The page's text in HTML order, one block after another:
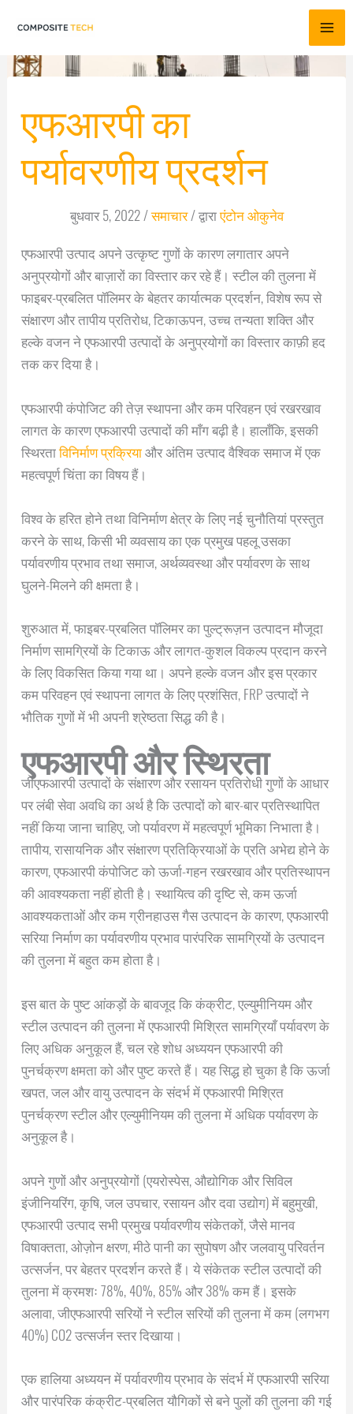
सामग्री
जाएं
एफआरपी का
पर्यावरणीय प्रदर्शन
बुधवार 5, 2022/समाचार/ द्वाराएंटोन ओकुनेव
एफआरपी उत्पाद अपने उत्कृष्ट गुणों के कारण लगातार अपने
अनुप्रयोगों और बाज़ारों का विस्तार कर रहे हैं। स्टील की तुलना में
फाइबर-प्रबलित पॉलिमर के बेहतर कार्यात्मक प्रदर्शन, विशेष रूप से
संक्षारण और तापीय प्रतिरोध, टिकाऊपन, उच्च तन्यता शक्ति और
हल्के वजन ने एफआरपी उत्पादों के अनुप्रयोगों का विस्तार काफ़ी हद
तक कर दिया है।
एफआरपी कंपोजिट की तेज़ स्थापना और कम परिवहन एवं रखरखाव
लागत के कारण एफआरपी उत्पादों की माँग बढ़ी है। हालाँकि, इसकी
स्थिरताविनिर्माण प्रक्रियाऔर अंतिम उत्पाद वैश्विक समाज में एक
महत्वपूर्ण चिंता का विषय हैं।
विश्व के हरित होने तथा विनिर्माण क्षेत्र के लिए नई चुनौतियां प्रस्तुत
करने के साथ, किसी भी व्यवसाय का एक प्रमुख पहलू उसका
पर्यावरणीय प्रभाव तथा समाज, अर्थव्यवस्था और पर्यावरण के साथ
घुलने-मिलने की क्षमता है।
शुरुआत में, फाइबर-प्रबलित पॉलिमर का पुल्ट्रूज़न उत्पादन मौजूदा
निर्माण सामग्रियों के टिकाऊ और लागत-कुशल विकल्प प्रदान करने
के लिए विकसित किया गया था। अपने हल्के वजन और इस प्रकार
कम परिवहन एवं स्थापना लागत के लिए प्रशंसित, FRP उत्पादों ने
भौतिक गुणों में भी अपनी श्रेष्ठता सिद्ध की है।
एफआरपी और स्थिरता
जीएफआरपी उत्पादों के संक्षारण और रसायन प्रतिरोधी गुणों के आधार
पर लंबी सेवा अवधि का अर्थ है कि उत्पादों को बार-बार प्रतिस्थापित
नहीं किया जाना चाहिए, जो पर्यावरण में महत्वपूर्ण भूमिका निभाता है।
तापीय, रासायनिक और संक्षारण प्रतिक्रियाओं के प्रति अभेद्य होने के
कारण, एफआरपी कंपोजिट को ऊर्जा-गहन रखरखाव और प्रतिस्थापन
की आवश्यकता नहीं होती है। स्थायित्व की दृष्टि से, कम ऊर्जा
आवश्यकताओं और कम ग्रीनहाउस गैस उत्पादन के कारण, एफआरपी
सरिया निर्माण का पर्यावरणीय प्रभाव पारंपरिक सामग्रियों के उत्पादन
की तुलना में बहुत कम होता है।
इस बात के पुष्ट आंकड़ों के बावजूद कि कंक्रीट, एल्युमीनियम और
स्टील उत्पादन की तुलना में एफआरपी मिश्रित सामग्रियाँ पर्यावरण के
लिए अधिक अनुकूल हैं, चल रहे शोध अध्ययन एफआरपी की
पुनर्चक्रण क्षमता को और पुष्ट करते हैं। यह सिद्ध हो चुका है कि ऊर्जा
खपत, जल और वायु उत्पादन के संदर्भ में एफआरपी मिश्रित
पुनर्चक्रण स्टील और एल्युमीनियम की तुलना में अधिक पर्यावरण के
अनुकूल है।
अपने गुणों और अनुप्रयोगों (एयरोस्पेस, औद्योगिक और सिविल
इंजीनियरिंग, कृषि, जल उपचार, रसायन और दवा उद्योग) में बहुमुखी,
एफआरपी उत्पाद सभी प्रमुख पर्यावरणीय संकेतकों, जैसे मानव
विषाक्तता, ओज़ोन क्षरण, मीठे पानी का सुपोषण और जलवायु परिवर्तन
उत्सर्जन, पर बेहतर प्रदर्शन करते हैं। ये संकेतक स्टील उत्पादों की
तुलना में क्रमशः 78%, 40%, 85% और 38% कम हैं। इसके
अलावा, जीएफआरपी सरियों ने स्टील सरियों की तुलना में कम (लगभग
40%) CO2 उत्सर्जन स्तर दिखाया।
एक हालिया अध्ययन में पर्यावरणीय प्रभाव के संदर्भ में एफआरपी सरिया
और पारंपरिक कंक्रीट-प्रबलित यौगिकों से बने पुलों की तुलना की गई